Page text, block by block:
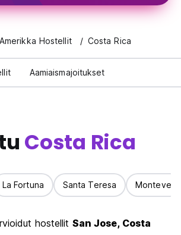
Hostellit Costa Rica
Aamiaismajoitukset
Costa Rica
La Fortuna Santa Teresa
hostellit San Jose, Costa